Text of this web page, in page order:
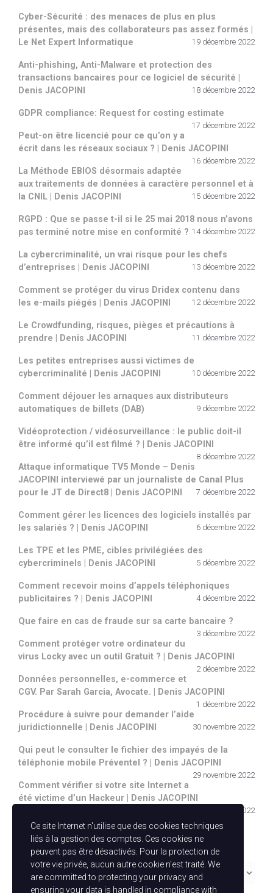
Cyber-Sécurité : des menaces de plus en plus
présentes, mais des collaborateurs pas assez formés |
Le Net Expert Informatique
19 décembre 2022
Anti-phishing, Anti-Malware et protection des
transactions bancaires pour ce logiciel de sécurité |
Denis JACOPINI
18 décembre 2022
GDPR compliance: Request for costing estimate
17 décembre 2022
Peut-on être licencié pour ce qu’on y a
écrit dans les réseaux sociaux ? | Denis JACOPINI
16 décembre 2022
La Méthode EBIOS désormais adaptée
aux traitements de données à caractère personnel et à
la CNIL | Denis JACOPINI
15 décembre 2022
RGPD : Que se passe t-il si le 25 mai 2018 nous n’avons
pas terminé notre mise en conformité ? 14 décembre 2022
La cybercriminalité, un vrai risque pour les chefs
d’entreprises | Denis JACOPINI
13 décembre 2022
Comment se protéger du virus Dridex contenu dans
les e-mails piégés | Denis JACOPINI
12 décembre 2022
Le Crowdfunding, risques, pièges et précautions à
prendre | Denis JACOPINI
11 décembre 2022
Les petites entreprises aussi victimes de
cybercriminalité | Denis JACOPINI
10 décembre 2022
Comment déjouer les arnaques aux distributeurs
automatiques de billets (DAB)
9 décembre 2022
Vidéoprotection / vidéosurveillance : le public doit-il
être informé qu’il est filmé ? | Denis JACOPINI
8 décembre 2022
Attaque informatique TV5 Monde – Denis
JACOPINI interviewé par un journaliste de Canal Plus
pour le JT de Direct8 | Denis JACOPINI
7 décembre 2022
Comment gérer les licences des logiciels installés par
les salariés ? | Denis JACOPINI
6 décembre 2022
Les TPE et les PME, cibles privilégiées des
cybercriminels | Denis JACOPINI
5 décembre 2022
Comment recevoir moins d’appels téléphoniques
publicitaires ? | Denis JACOPINI
4 décembre 2022
Que faire en cas de fraude sur sa carte bancaire ?
3 décembre 2022
Comment protéger votre ordinateur du
virus Locky avec un outil Gratuit ? | Denis JACOPINI
2 décembre 2022
Données personnelles, e-commerce et
CGV. Par Sarah Garcia, Avocate. | Denis JACOPINI
1 décembre 2022
Procédure à suivre pour demander l’aide
juridictionnelle | Denis JACOPINI
30 novembre 2022
Qui peut le consulter le fichier des impayés de la
téléphonie mobile Préventel ? | Denis JACOPINI
29 novembre 2022
Comment vérifier si votre site Internet a
été victime d’un Hackeur | Denis JACOPINI
28 novembre 2022
Catégories
Catégories
Ce site Internet n'utilise que des cookies techniques
liés à la gestion des comptes. Ces cookies ne
peuvent pas être désactivés. Pour la protection de
votre vie privée, aucun autre cookie n'est traité. We
are committed to protecting your privacy and
ensuring your data is handled in compliance with